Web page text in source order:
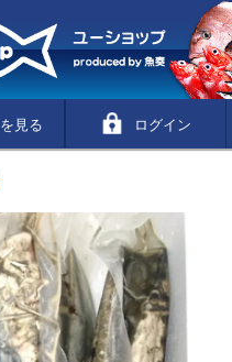
見る ログイン